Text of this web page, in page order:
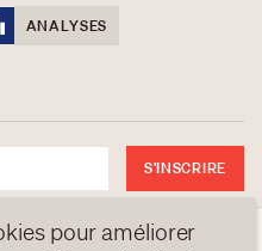
ANALYSES
S'INSCRIRE
pour améliorer